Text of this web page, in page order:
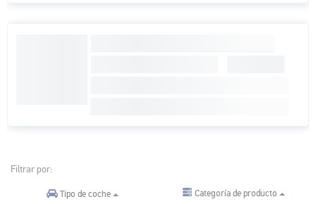
Filtrar por:
Tipo de coche Categoría de producto